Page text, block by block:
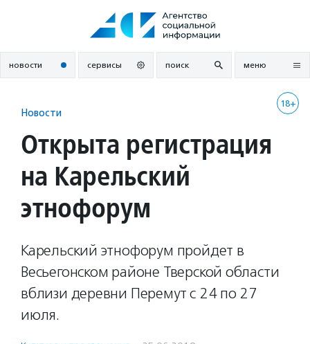
новости сервисы поиск меню
18+
Новости
Открыта регистрация
на Карельский
этнофорум
Карельский этнофорум пройдет в
Весьегонском районе Тверской области
вблизи деревни Перемут с 24 по 27
июля.